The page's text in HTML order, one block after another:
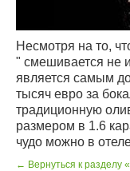
Несмотря на то,
" смешивается не
является самым
тысяч евро за
традиционную
размером в 1.6
чудо можно в
← Вернуться к разделу